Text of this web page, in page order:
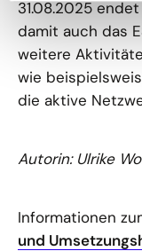
31.08.2025
damit auch das
weitere
wie
die aktive
Autorin: Ulrike
Informationen
und